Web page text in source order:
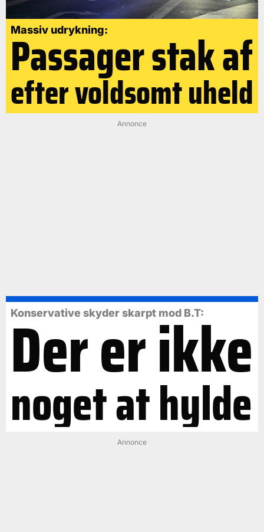
Massiv udrykning:
Passager stak af
efter voldsomt uheld
Annonce
Konservative skyder skarpt mod B.T:
Der er ikke
noget at hylde
Annonce